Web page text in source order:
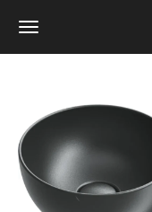
Ga
hoofdinhoud